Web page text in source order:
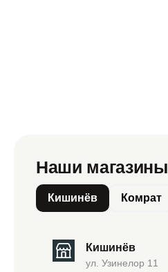
Наши магазины
Кишинёв Комрат
Кишинёв
ул. Узинелор 11